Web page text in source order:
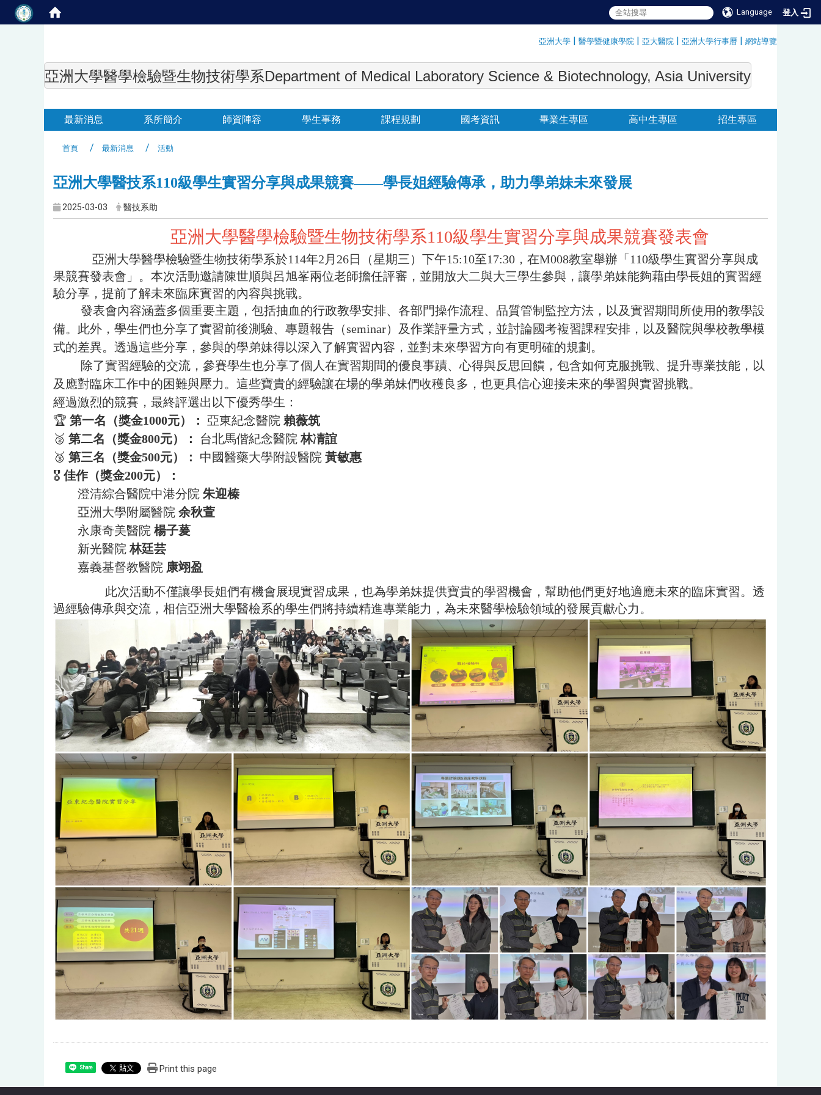
Language 登入
亞洲大學 | 醫學暨健康學院 | 亞大醫院 | 亞洲大學行事曆 | 網站導覽
亞洲大學醫學檢驗暨生物技術學系Department of Medical Laboratory Science & Biotechnology, Asia University
:::
最新消息 系所簡介 師資陣容 學生事務 課程規劃 國考資訊 畢業生專區 高中生專區 招生專區
首頁 最新消息 活動
亞洲大學醫技系110級學生實習分享與成果競賽——學長姐經驗傳承，助力學弟妹未來發展
2025-03-03 醫技系助
亞洲大學醫學檢驗暨生物技術學系110級學生實習分享與成果競賽發表會
亞洲大學醫學檢驗暨生物技術學系於114年2月26日（星期三）下午15:10至17:30，在M008教室舉辦「110級學生實習分享與成
果競賽發表會」。本次活動邀請陳世順與呂旭峯兩位老師擔任評審，並開放大二與大三學生參與，讓學弟妹能夠藉由學長姐的實習經
驗分享，提前了解未來臨床實習的內容與挑戰。
發表會內容涵蓋多個重要主題，包括抽血的行政教學安排、各部門操作流程、品質管制監控方法，以及實習期間所使用的教學設
備。此外，學生們也分享了實習前後測驗、專題報告（seminar）及作業評量方式，並討論國考複習課程安排，以及醫院與學校教學模
式的差異。透過這些分享，參與的學弟妹得以深入了解實習內容，並對未來學習方向有更明確的規劃。
除了實習經驗的交流，參賽學生也分享了個人在實習期間的優良事蹟、心得與反思回饋，包含如何克服挑戰、提升專業技能，以
及應對臨床工作中的困難與壓力。這些寶貴的經驗讓在場的學弟妹們收穫良多，也更具信心迎接未來的學習與實習挑戰。
經過激烈的競賽，最終評選出以下優秀學生：
🏆 第一名（獎金1000元）： 亞東紀念醫院 賴薇筑
🥈 第二名（獎金800元）： 台北馬偕紀念醫院林凊誼
🥉 第三名（獎金500元）： 中國醫藥大學附設醫院 黃敏惠
🎖 佳作（獎金200元）：
澄清綜合醫院中港分院 朱迎榛
亞洲大學附屬醫院 余秋萱
永康奇美醫院 楊子萲
新光醫院林廷芸
嘉義基督教醫院 康翊盈
此次活動不僅讓學長姐們有機會展現實習成果，也為學弟妹提供寶貴的學習機會，幫助他們更好地適應未來的臨床實習。透
過經驗傳承與交流，相信亞洲大學醫檢系的學生們將持續精進專業能力，為未來醫學檢驗領域的發展貢獻心力。
Share Print this page